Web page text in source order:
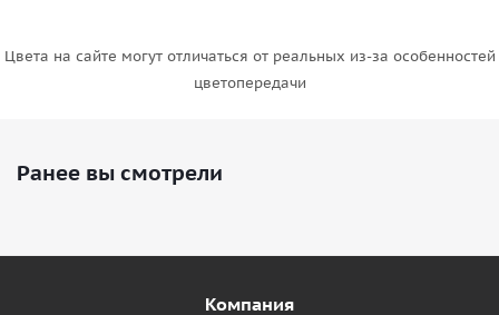
Цвета на сайте могут отличаться от реальных из-за особенностей
цветопередачи
Ранее вы смотрели
Компания